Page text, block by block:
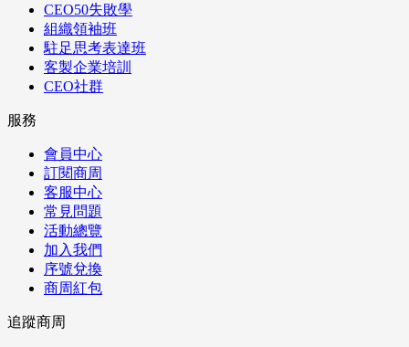
CEO50失敗學
組織領袖班
駐足思考表達班
客製企業培訓
CEO社群
服務
會員中心
訂閱商周
客服中心
常見問題
活動總覽
加入我們
序號兌換
商周紅包
追蹤商周